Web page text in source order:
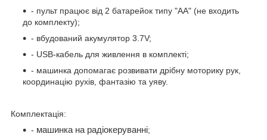
- пульт працює від 2 батарейок типу "АА" (не входить
до комплекту);
- вбудований акумулятор 3.7V;
- USB-кабель для живлення в комплекті;
- машинка допомагає розвивати дрібну моторику рук,
координацію рухів, фантазію та уяву.
Комплектація:
- машинка на радіокеруванні;